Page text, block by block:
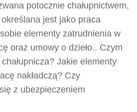
potocznie chałupnictwem,
jest jako praca
elementy zatrudnienia w
oraz umowy o dzieło.. Czym
Jakie elementy
nakładczą? Czy
z ubezpieczeniem